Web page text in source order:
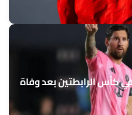
كأس الرابطتين بعد وفاة